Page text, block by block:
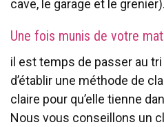
cave, le garage et le grenier).
Une fois munis de votre
il est temps de passer au
d’établir une méthode de
claire pour qu’elle tienne
Nous vous conseillons un